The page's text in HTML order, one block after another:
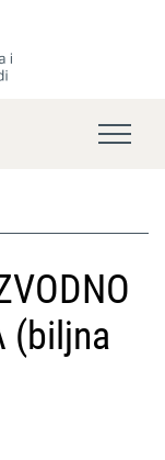
(biljna